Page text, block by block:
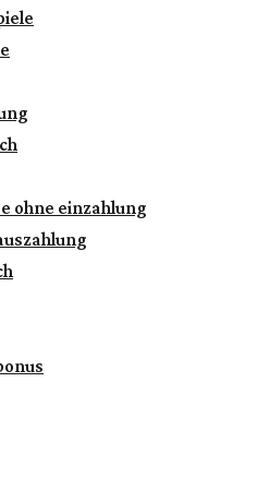
ohne einzahlung